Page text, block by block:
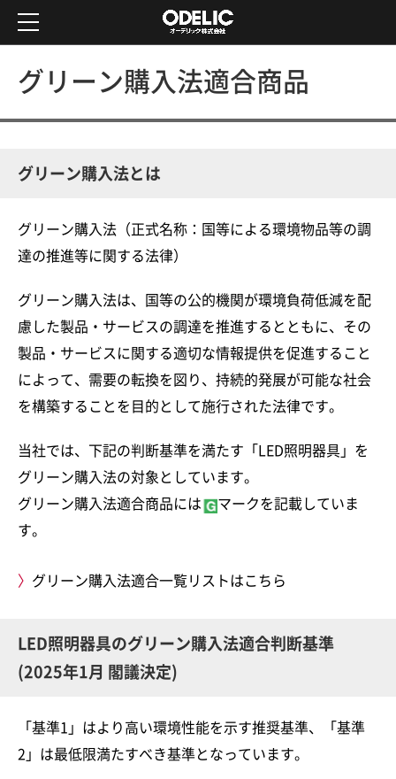
商品情報・検索
新商品・ピックアップ商品一覧
Webカタログ
施工事例
ショールーム
オーデリックについて
オーデリックについて
トップメッセージ
会社概要
沿革
アクセスマップ
製品の安全について
環境情報
グリーン購入法適合商品
東京都省エネ促進税制対象機器
環境負荷低減の活動
PCB使用照明器具について
採用情報
施工イメージから
商品を探したい方
新商品
会員メニュー
お問い合わせ
カタログ請求
グリーン購入法適合商品
グリーン購入法とは
グリーン購入法（正式名称：国等による環境物品等の調
達の推進等に関する法律）
グリーン購入法は、国等の公的機関が環境負荷低減を配
慮した製品・サービスの調達を推進するとともに、その
製品・サービスに関する適切な情報提供を促進すること
によって、需要の転換を図り、持続的発展が可能な社会
を構築することを目的として施行された法律です。
当社では、下記の判断基準を満たす「LED照明器具」を
グリーン購入法の対象としています。
グリーン購入法適合商品には
マークを記載していま
す。
グリーン購入法適合一覧リストはこちら
LED照明器具のグリーン購入法適合判断基準
(2025年1月 閣議決定)
「基準1」はより高い環境性能を示す推奨基準、「基準
2」は最低限満たすべき基準となっています。